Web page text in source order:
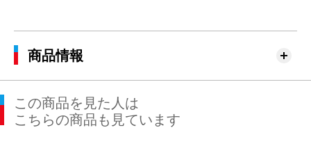
商品情報
この商品を見た人は
こちらの商品も見ています